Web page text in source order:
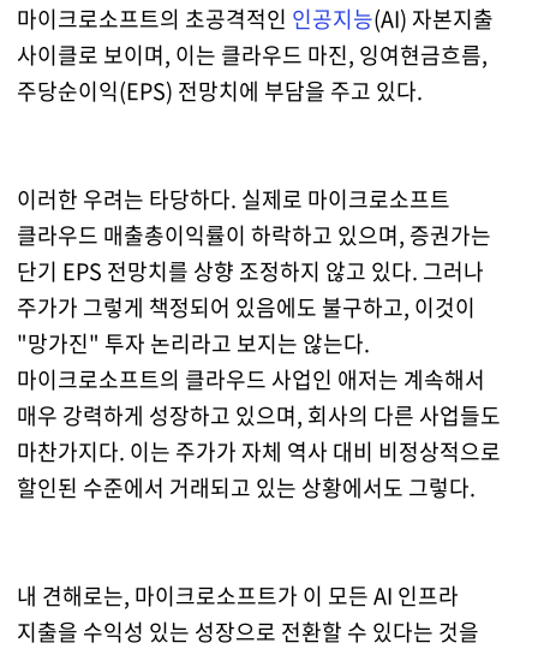
마이크로소프트의 초공격적인 인공지능(AI) 자본지출
사이클로 보이며, 이는 클라우드 마진, 잉여현금흐름,
주당순이익(EPS) 전망치에 부담을 주고 있다.
이러한 우려는 타당하다. 실제로 마이크로소프트
클라우드 매출총이익률이 하락하고 있으며, 증권가는
단기 EPS 전망치를 상향 조정하지 않고 있다. 그러나
주가가 그렇게 책정되어 있음에도 불구하고, 이것이
"망가진" 투자 논리라고 보지는 않는다.
마이크로소프트의 클라우드 사업인 애저는 계속해서
매우 강력하게 성장하고 있으며, 회사의 다른 사업들도
마찬가지다. 이는 주가가 자체 역사 대비 비정상적으로
할인된 수준에서 거래되고 있는 상황에서도 그렇다.
내 견해로는, 마이크로소프트가 이 모든 AI 인프라
지출을 수익성 있는 성장으로 전환할 수 있다는 것을